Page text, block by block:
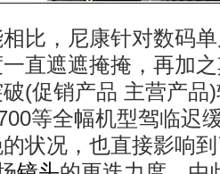
，尼康针对数码单
直遮遮掩掩，再加
(促销产品 主营产品
等全幅机型驾临迟
状况，也直接影响